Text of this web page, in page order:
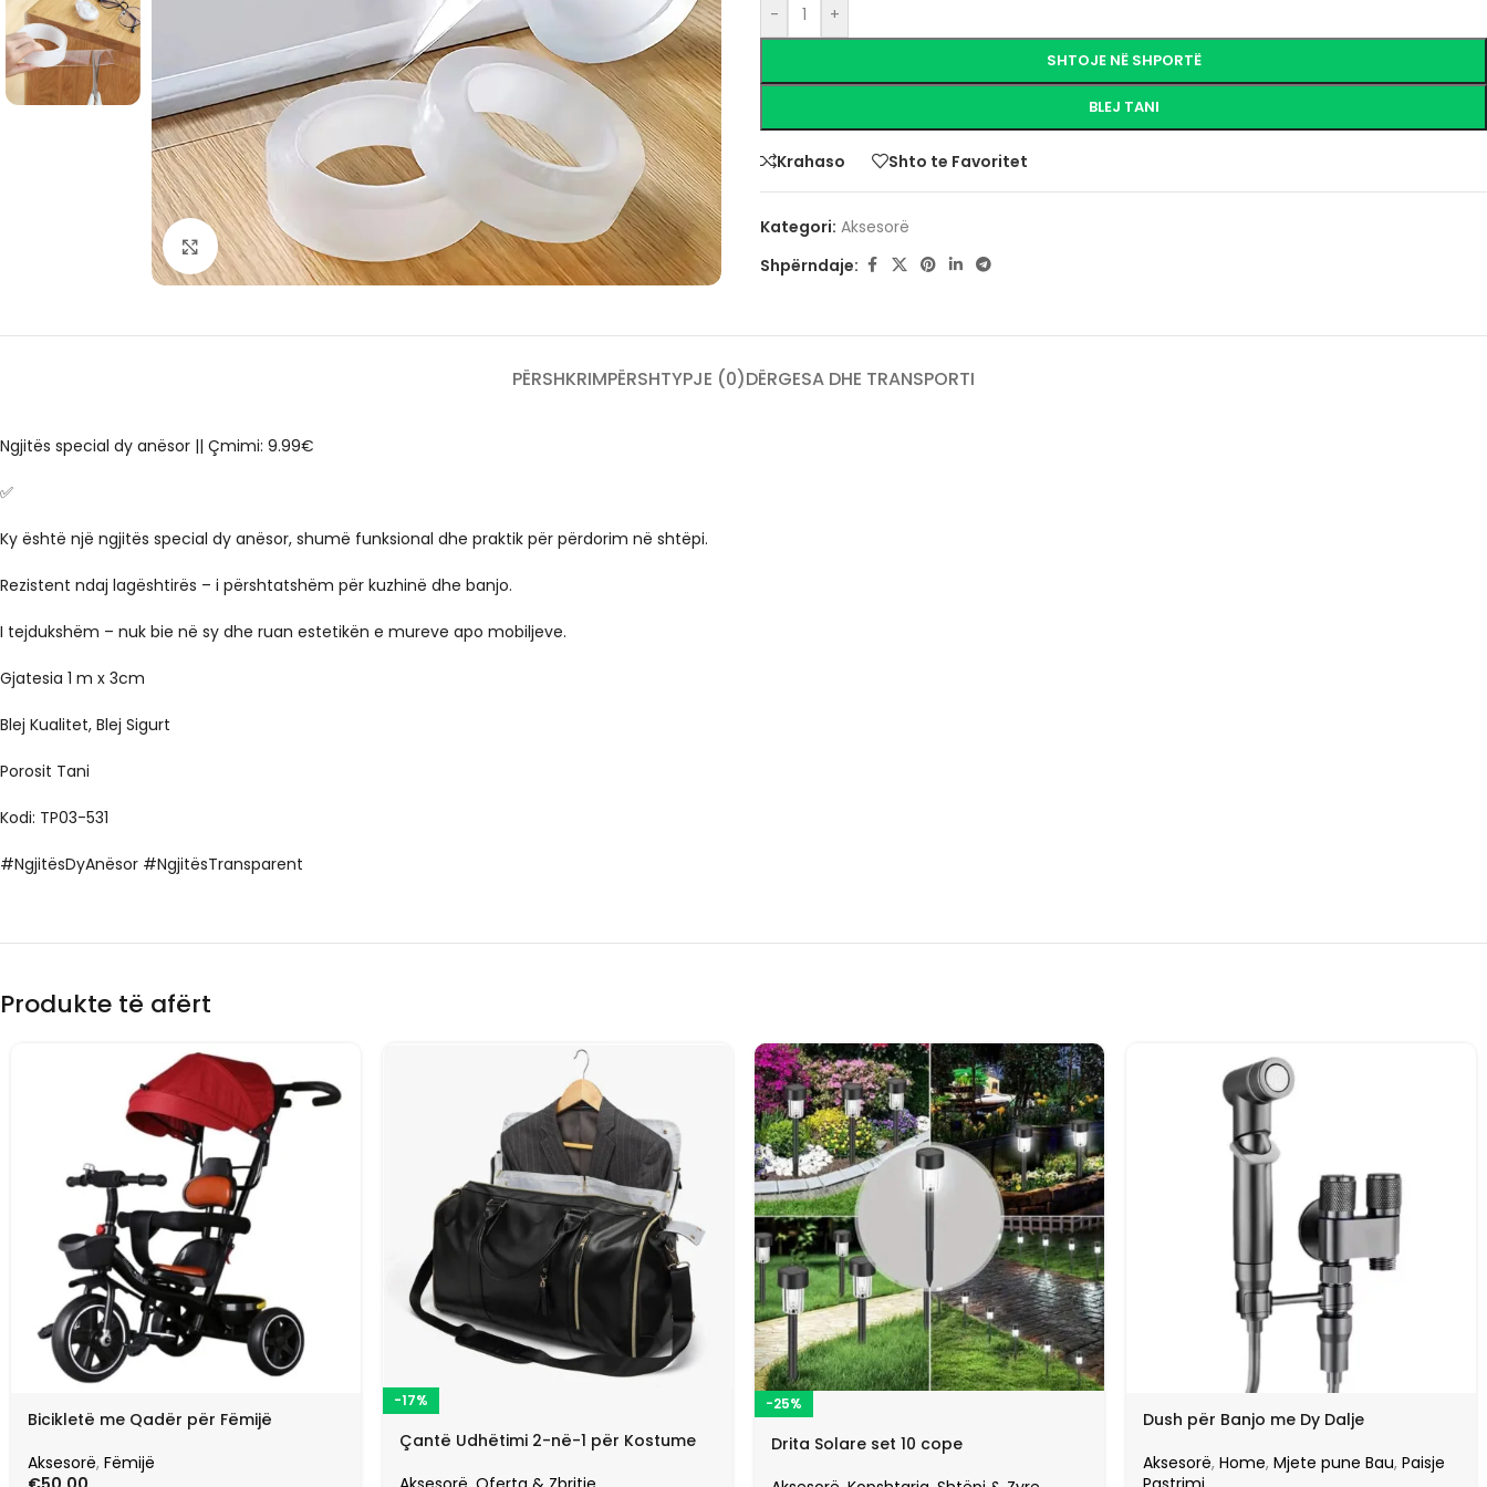
Click to enlarge
- +
SHTOJE NË SHPORTË
BLEJ TANI
Krahaso Shto te Favoritet
Kategori: Aksesorë
Shpërndaje:
PËRSHKRIMPËRSHTYPJE (0)DËRGESA DHE TRANSPORTI
Ngjitës special dy anësor || Çmimi: 9.99€
✅
Ky është një ngjitës special dy anësor, shumë funksional dhe praktik për përdorim në shtëpi.
Rezistent ndaj lagështirës – i përshtatshëm për kuzhinë dhe banjo.
I tejdukshëm – nuk bie në sy dhe ruan estetikën e mureve apo mobiljeve.
Gjatesia 1 m x 3cm
Blej Kualitet, Blej Sigurt
Porosit Tani
Kodi: TP03-531
#NgjitësDyAnësor #NgjitësTransparent
Produkte të afërt
Bicikletë me Qadër për Fëmijë
Aksesorë, Fëmijë
-17%
Çantë Udhëtimi 2-në-1 për Kostume
-25%
Drita Solare set 10 cope
Dush për Banjo me Dy Dalje
Aksesorë, Home, Mjete pune Bau, Paisje